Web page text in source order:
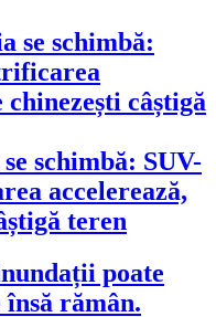
schimbă: SUV-
accelerează,
teren